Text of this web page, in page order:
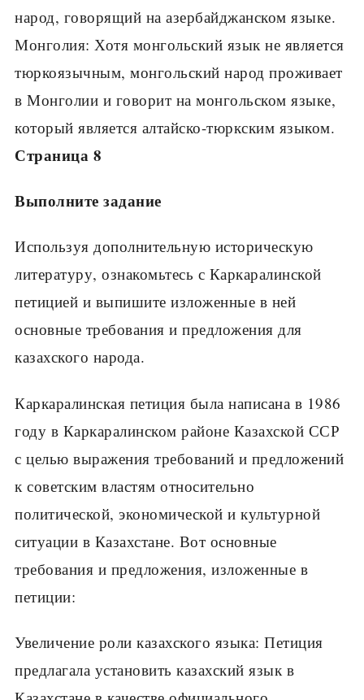
народ, говорящий на азербайджанском языке.
Монголия: Хотя монгольский язык не является
тюркоязычным, монгольский народ проживает
в Монголии и говорит на монгольском языке,
который является алтайско-тюркским языком.
Страница 8
Выполните задание
Используя дополнительную историческую
литературу, ознакомьтесь с Каркаралинской
петицией и выпишите изложенные в ней
основные требования и предложения для
казахского народа.
Каркаралинская петиция была написана в 1986
году в Каркаралинском районе Казахской ССР
с целью выражения требований и предложений
к советским властям относительно
политической, экономической и культурной
ситуации в Казахстане. Вот основные
требования и предложения, изложенные в
петиции:
Увеличение роли казахского языка: Петиция
предлагала установить казахский язык в